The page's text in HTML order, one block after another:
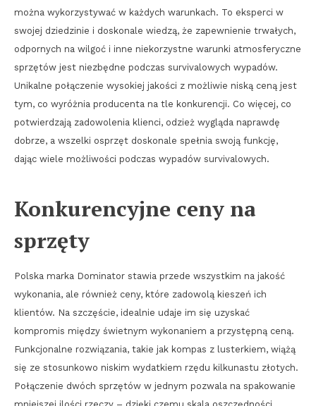
można wykorzystywać w każdych warunkach. To eksperci w
swojej dziedzinie i doskonale wiedzą, że zapewnienie trwałych,
odpornych na wilgoć i inne niekorzystne warunki atmosferyczne
sprzętów jest niezbędne podczas survivalowych wypadów.
Unikalne połączenie wysokiej jakości z możliwie niską ceną jest
tym, co wyróżnia producenta na tle konkurencji. Co więcej, co
potwierdzają zadowolenia klienci, odzież wygląda naprawdę
dobrze, a wszelki osprzęt doskonale spełnia swoją funkcję,
dając wiele możliwości podczas wypadów survivalowych.
Konkurencyjne ceny na
sprzęty
Polska marka Dominator stawia przede wszystkim na jakość
wykonania, ale również ceny, które zadowolą kieszeń ich
klientów. Na szczęście, idealnie udaje im się uzyskać
kompromis między świetnym wykonaniem a przystępną ceną.
Funkcjonalne rozwiązania, takie jak kompas z lusterkiem, wiążą
się ze stosunkowo niskim wydatkiem rzędu kilkunastu złotych.
Połączenie dwóch sprzętów w jednym pozwala na spakowanie